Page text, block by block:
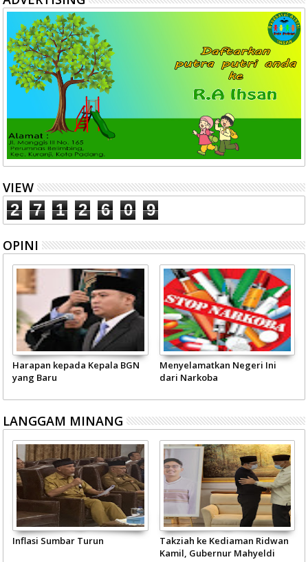
VIEW
2 7 1 2 6 0 9
OPINI
Harapan kepada Kepala BGN
yang Baru
Menyelamatkan Negeri Ini
dari Narkoba
LANGGAM MINANG
Inflasi Sumbar Turun
Takziah ke Kediaman Ridwan
Kamil, Gubernur Mahyeldi